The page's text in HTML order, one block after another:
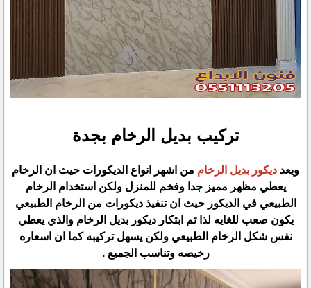
تركيب بديل الرخام بجدة
ويعد ديكور بديل الرخام من اشهر انواع الديكورات حيث ان الرخام
يعطي مظهر مميز جدا وفخم للمنزل ولكن استخدام الرخام
الطبيعي في الديكور حيث ان تنفيذ ديكورات من الرخام الطبيعي
يكون صعب للغايه لذا تم ابتكار ديكور بديل الرخام والذي يعطي
نفس شكل الرخام الطبيعي ولكن يسهل تركيبه كما ان اسعاره
رخيصه وتناسب الجميع .